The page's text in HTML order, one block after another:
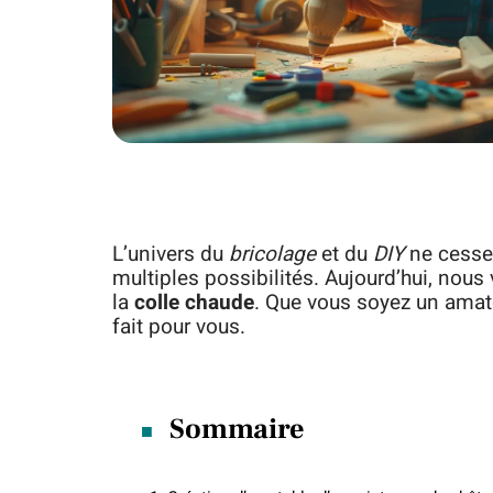
L’univers du bricolageet du DIYne
multiples possibilités. Aujourd’hui,
lacolle chaude. Que vous soyez un
fait pour vous.
Sommaire